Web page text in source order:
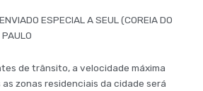
ESPECIAL A SEUL (COREIA DO
de trânsito, a velocidade máxima
zonas residenciais da cidade será